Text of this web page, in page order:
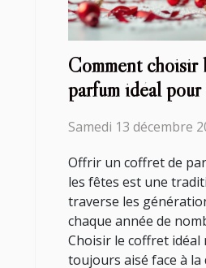
Comment choisir
parfum idéal pour
Samedi 13 décembre
Offrir un coffret de
les fêtes est une
traverse les
chaque année de
Choisir le coffret idéal
toujours aisé face à la